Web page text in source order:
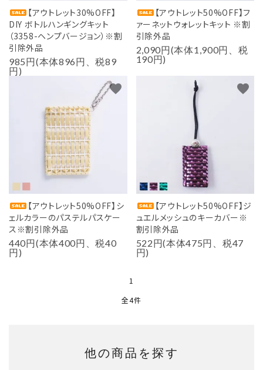
NEWS
お知らせ
SHOP
店舗
【アウトレット30%OFF】
DIY ボトルハンギングキット
（3358-ヘンプバージョン）※割
引除外品
985円(本体896円、税89
円)
【アウトレット50%OFF】フ
ァーネットウォレットキット ※割
引除外品
2,090円(本体1,900円、税
190円)
【アウトレット50%OFF】シ
ェルカラーのパステルパスケー
ス※割引除外品
440円(本体400円、税40
円)
favorite
【アウトレット50%OFF】ジ
ュエルメッシュのキーカバー※
割引除外品
522円(本体475円、税47
円)
favorite
1
全4件
他の商品を探す